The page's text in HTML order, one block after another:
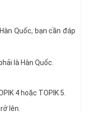
Quốc, bạn cần đáp
là Hàn Quốc.
4 hoặc TOPIK 5.
lên.